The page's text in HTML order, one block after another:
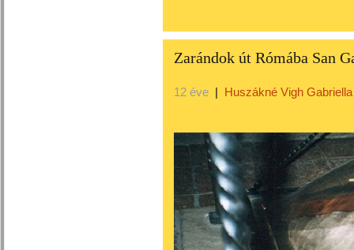
Zarándok út Rómába San
12 éve | Huszákné Vigh Gabriella